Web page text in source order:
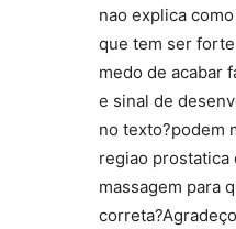
nao explica
que tem ser
medo de acabar
e sinal de
no texto?podem
regiao
massagem para